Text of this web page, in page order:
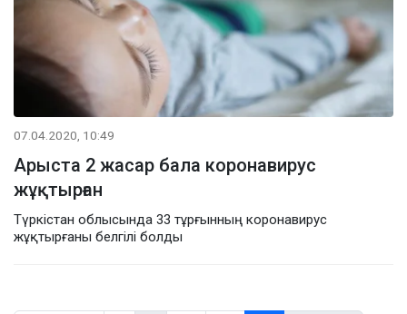
07.04.2020, 10:49
Арыста 2 жасар бала коронавирус
жұқтырған
Түркістан облысында 33 тұрғынның коронавирус
жұқтырғаны белгілі болды